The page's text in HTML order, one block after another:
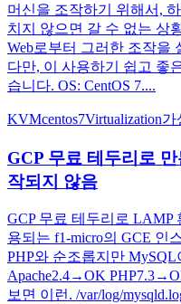
머신을 조작하기 위해서,
치지 않으면 갈 수 없는 상
Web로부터 그러한 조작을
다만, 이 사용하기 쉽고 좋
습니다. OS: CentOS 7....
KVMcentos7Virtualization가
GCP 무료 테두리로
작되지 않음
GCP 무료 테두리로 LAMP
용되는 f1-micro의 GCE 인
PHP와 순조롭지만
Apache2.4→OK
보면 이런. /var/log/